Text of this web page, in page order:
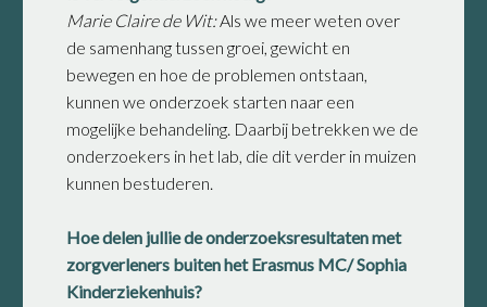
Marie Claire de Wit:Als we meer weten over
de samenhang tussen groei, gewicht en
bewegen en hoe de problemen ontstaan,
kunnen we onderzoek starten naar een
mogelijke behandeling. Daarbij betrekken we de
onderzoekers in het lab, die dit verder in muizen
kunnen bestuderen.
Hoe delen jullie de onderzoeksresultaten met
zorgverleners buiten het Erasmus MC/ Sophia
Kinderziekenhuis?